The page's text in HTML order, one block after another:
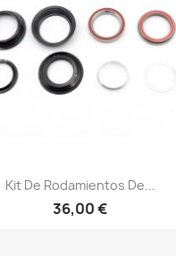
Vista rápida
Kit De Rodamientos De...
36,00 €